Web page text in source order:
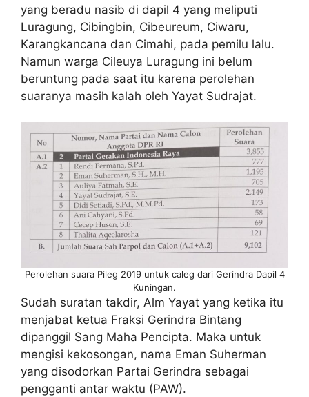
yang beradu nasib di dapil 4 yang meliputi
Luragung, Cibingbin, Cibeureum, Ciwaru,
Karangkancana dan Cimahi, pada pemilu lalu.
Namun warga Cileuya Luragung ini belum
beruntung pada saat itu karena perolehan
suaranya masih kalah oleh Yayat Sudrajat.
Perolehan suara Pileg 2019 untuk caleg dari Gerindra Dapil 4
Kuningan.
Sudah suratan takdir, Alm Yayat yang ketika itu
menjabat ketua Fraksi Gerindra Bintang
dipanggil Sang Maha Pencipta. Maka untuk
mengisi kekosongan, nama Eman Suherman
yang disodorkan Partai Gerindra sebagai
pengganti antar waktu (PAW).